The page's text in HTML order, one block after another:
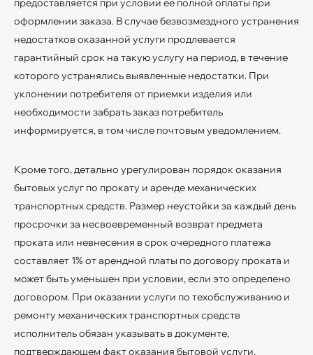
предоставляется при условии ее полной оплаты при
оформлении заказа. В случае безвозмездного устранения
недостатков оказанной услуги продлевается
гарантийный срок на такую услугу на период, в течение
которого устранялись выявленные недостатки. При
уклонении потребителя от приемки изделия или
необходимости забрать заказ потребитель
информируется, в том числе почтовым уведомлением.
Кроме того, детально урегулирован порядок оказания
бытовых услуг по прокату и аренде механических
транспортных средств. Размер неустойки за каждый день
просрочки за несвоевременный возврат предмета
проката или невнесения в срок очередного платежа
составляет 1% от арендной платы по договору проката и
может быть уменьшен при условии, если это определено
договором. При оказании услуги по техобслуживанию и
ремонту механических транспортных средств
исполнитель обязан указывать в документе,
подтверждающем факт оказания бытовой услуги,